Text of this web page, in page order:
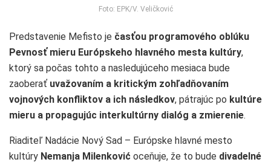
Foto: EPK/V. Veličković
Predstavenie Mefisto je časťou programového oblúku
Pevnosť mieru Európskeho hlavného mesta kultúry,
ktorý sa počas tohto a nasledujúceho mesiaca bude
zaoberať uvažovaním a kritickým zohľadňovaním
vojnových konfliktov a ich následkov, pátrajúc po kultúre
mieru a propagujúc interkultúrny dialóg a zmierenie.
Riaditeľ Nadácie Nový Sad – Európske hlavné mesto
kultúry Nemanja Milenković oceňuje, že to bude divadelné